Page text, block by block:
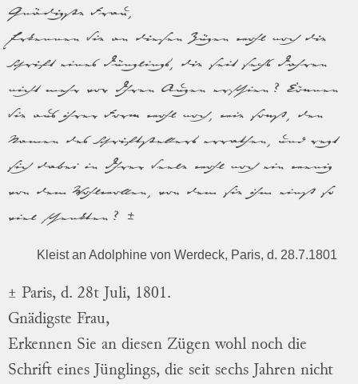
Gnädigste Frau,
Erkennen Sie an diesen Zügen wohl noch die
Schrift eines Jünglings, die seit sechs Jahren
nicht mehr vor Ihren Augen erschien? Können
Sie aus ihrer Form wohl noch, wie sonst, den
Namen des Schriftstellers errathen, und regt
sich dabei in Ihrer Seele wohl noch ein wenig
von dem Wohlwollen, von dem sie ihm einst so
viel schenkten? ±
Kleist an Adolphine von Werdeck, Paris, d. 28.7.1801
± Paris, d. 28t Juli, 1801.
Gnädigste Frau,
Erkennen Sie an diesen Zügen wohl noch die
Schrift eines Jünglings, die seit sechs Jahren nicht